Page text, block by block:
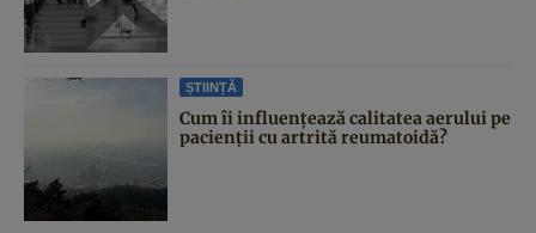
ȘTIINȚĂ
Cum îi influențează calitatea aerului pe
pacienții cu artrită reumatoidă?